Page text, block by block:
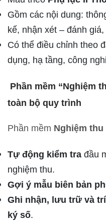
Gồm các nội dung:
kế, nhận xét – đánh
Có thể điều chỉnh theo
dụng, hạ tầng, công
Phần mềm “Nghiệm
toàn bộ quy trình
Phần mềm Nghiệm thu
Tự động kiểm tra đầu
nghiệm thu.
Gợi ý mẫu biên bản
Ghi nhận, lưu trữ và
ký số.